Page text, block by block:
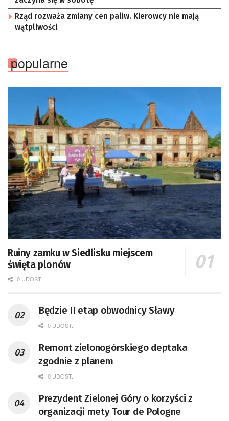
Rząd rozważa zmiany cen paliw. Kierowcy nie mają
wątpliwości
popularne
Ruiny zamku w Siedlisku miejscem
święta plonów
0 UDOST.
Będzie II etap obwodnicy Sławy
0 UDOST.
Remont zielonogórskiego deptaka
zgodnie z planem
0 UDOST.
Prezydent Zielonej Góry o korzyści z
organizacji mety Tour de Pologne